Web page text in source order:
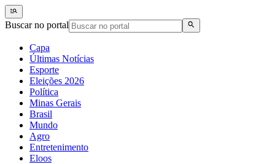
Buscar no portal
Capa
Últimas Notícias
Esporte
Eleições 2026
Política
Minas Gerais
Brasil
Mundo
Agro
Entretenimento
Eloos